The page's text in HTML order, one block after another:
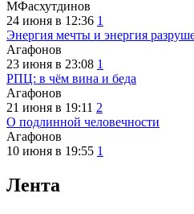
МФасхутдинов
24 июня в 12:36 1
Энергия мечты и энергия
Агафонов
23 июня в 23:08 1
РПЦ: в чём вина и беда
Агафонов
21 июня в 19:11 2
О подлинной человечности
Агафонов
10 июня в 19:55 1
Лента